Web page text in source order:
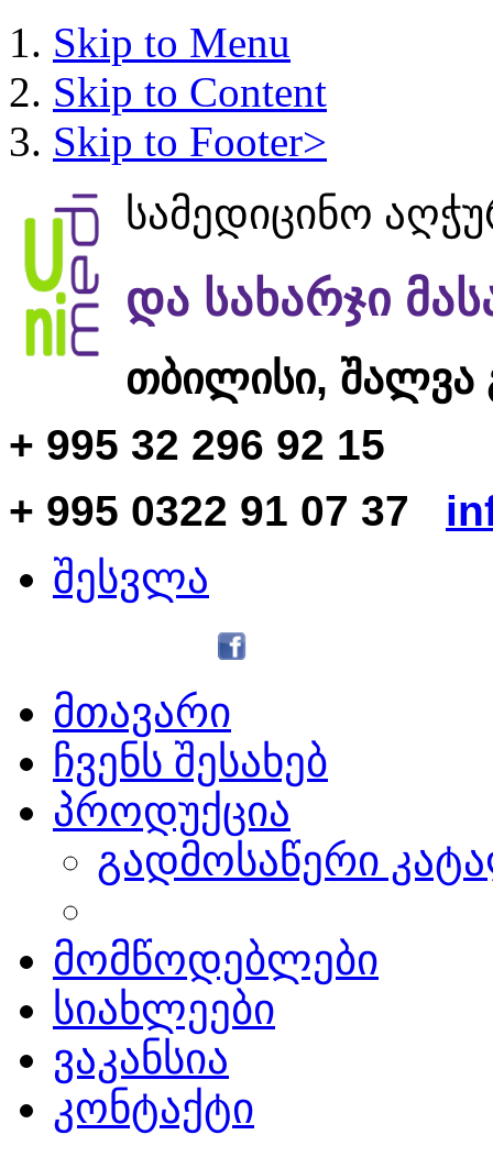
Skip to Menu
Skip to Content
Skip to Footer>
სამედიცინო
და სახარჯი
თბილისი, შალვა
+ 995 32 296 92 15
+ 995 0322 91 07 37
შესვლა
მთავარი
ჩვენს შესახებ
პროდუქცია
გადმოსაწერი
მომწოდებლები
სიახლეები
ვაკანსია
კონტაქტი